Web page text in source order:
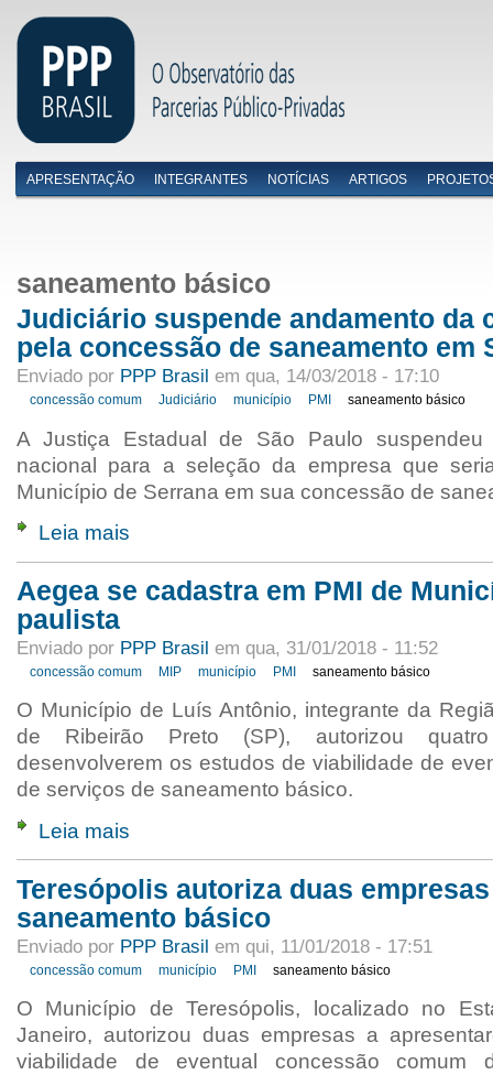
Menu primário
APRESENTAÇÃO INTEGRANTES NOTÍCIAS ARTIGOS
saneamento básico
Judiciário suspende andamento da
pela concessão de saneamento em
Enviado por PPP Brasil em qua, 14/03/2018 - 17:10
concessão comum Judiciário município PMI saneamento básico
A Justiça Estadual de São Paulo suspendeu
nacional para a seleção da empresa que
Município de Serrana em sua concessão de
Leia mais
Aegea se cadastra em PMI de
paulista
Enviado por PPP Brasil em qua, 31/01/2018 - 11:52
concessão comum MIP município PMI saneamento básico
O Município de Luís Antônio, integrante da
de Ribeirão Preto (SP), autorizou
desenvolverem os estudos de viabilidade de
de serviços de saneamento básico.
Leia mais
Teresópolis autoriza duas
saneamento básico
Enviado por PPP Brasil em qui, 11/01/2018 - 17:51
concessão comum município PMI saneamento básico
O Município de Teresópolis, localizado no
Janeiro, autorizou duas empresas a
viabilidade de eventual concessão comum